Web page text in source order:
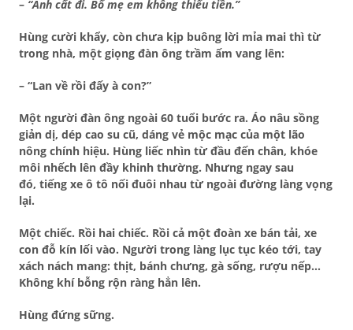
– “Anh cất đi. Bố mẹ em không thiếu tiền.”
Hùng cười khẩy, còn chưa kịp buông lời mỉa mai thì từ
trong nhà, một giọng đàn ông trầm ấm vang lên:
– “Lan về rồi đấy à con?”
Một người đàn ông ngoài 60 tuổi bước ra. Áo nâu sồng
giản dị, dép cao su cũ, dáng vẻ mộc mạc của một lão
nông chính hiệu. Hùng liếc nhìn từ đầu đến chân, khóe
môi nhếch lên đầy khinh thường. Nhưng ngay sau
đó, tiếng xe ô tô nối đuôi nhau từ ngoài đường làng vọng
lại.
Một chiếc. Rồi hai chiếc. Rồi cả một đoàn xe bán tải, xe
con đỗ kín lối vào. Người trong làng lục tục kéo tới, tay
xách nách mang: thịt, bánh chưng, gà sống, rượu nếp…
Không khí bỗng rộn ràng hẳn lên.
Hùng đứng sững.